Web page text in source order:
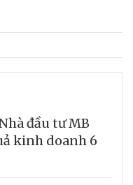
đầu tư MB
kinh doanh 6